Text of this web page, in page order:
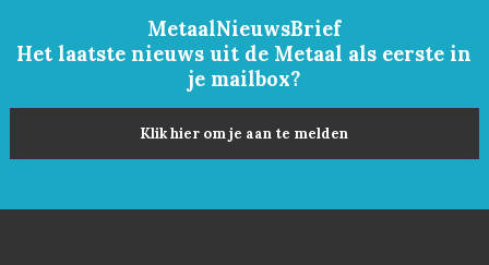
MetaalNieuwsBrief
Het laatste nieuws uit de Metaal als eerste in
je mailbox?
Klik hier om je aan te melden